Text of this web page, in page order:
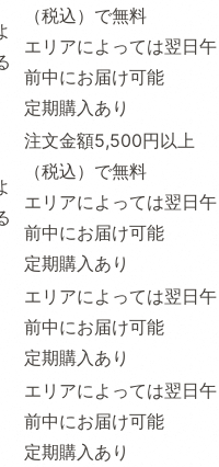
（税込）で無料
エリアによっては翌日午
前中にお届け可能
定期購入あり
注文金額5,500円以上
（税込）で無料
エリアによっては翌日午
前中にお届け可能
定期購入あり
エリアによっては翌日午
前中にお届け可能
定期購入あり
エリアによっては翌日午
前中にお届け可能
定期購入あり